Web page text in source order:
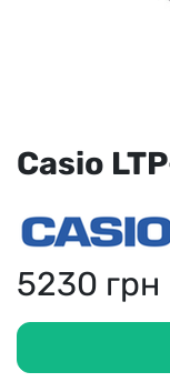
Casio
5230 грн